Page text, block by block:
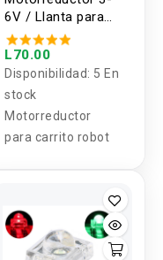
6V / Llanta para
Carrito Robot
L70.00
Disponibilidad: 5 En
stock
Motorreductor
para carrito robot